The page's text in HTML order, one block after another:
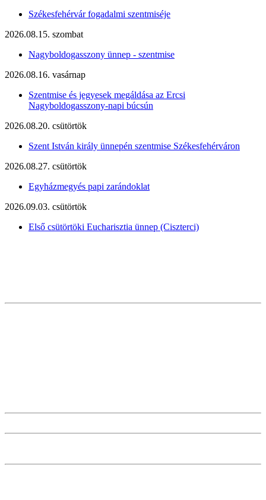
Székesfehérvár fogadalmi szentmiséje
2026.08.15. szombat
Nagyboldogasszony ünnep - szentmise
2026.08.16. vasárnap
Szentmise és jegyesek megáldása az Ercsi
Nagyboldogasszony-napi búcsún
2026.08.20. csütörtök
Szent István király ünnepén szentmise Székesfehérváron
2026.08.27. csütörtök
Egyházmegyés papi zarándoklat
2026.09.03. csütörtök
Első csütörtöki Eucharisztia ünnep (Ciszterci)